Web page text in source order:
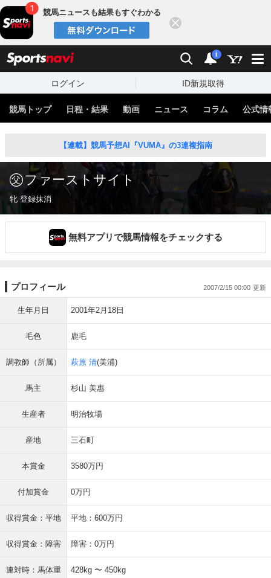
競馬ニュースも結果もすぐわかる
検索 通知
i
ログイン ID新規取得
競馬トップ 日程・結果 動画 ニュース コラム 公式情
【連載】競馬予想AI『VUMA』の3連複指南
ファーストサイト
牝 登録抹消
無料アプリで競馬情報をチェックする
プロフィール 2007/2/15 00:00
生年月日 2001年2月18日
毛色 鹿毛
調教師（所属） 萩原 清(美浦)
馬主 杉山 美惠
生産者 明治牧場
産地 三石町
本賞金 3580万円
付加賞金 0万円
収得賞金：平地 平地：600万円
収得賞金：障害 障害：0万円
連対時：馬体重 428kg 〜 450kg